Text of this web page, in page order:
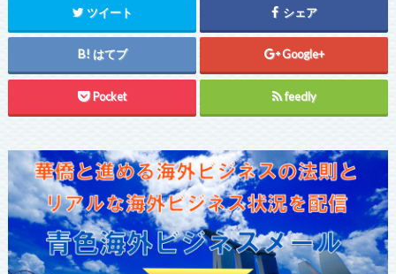
ツイート シェア
はてブ Google+
Pocket feedly